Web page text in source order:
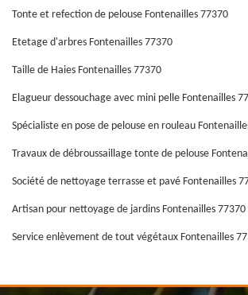
Tonte et refection de pelouse Fontenailles 77370
Etetage d'arbres Fontenailles 77370
Taille de Haies Fontenailles 77370
Elagueur dessouchage avec mini pelle Fontenailles
Spécialiste en pose de pelouse en rouleau
Travaux de débroussaillage tonte de pelouse
Société de nettoyage terrasse et pavé Fontenailles
Artisan pour nettoyage de jardins Fontenailles 77370
Service enlèvement de tout végétaux Fontenailles